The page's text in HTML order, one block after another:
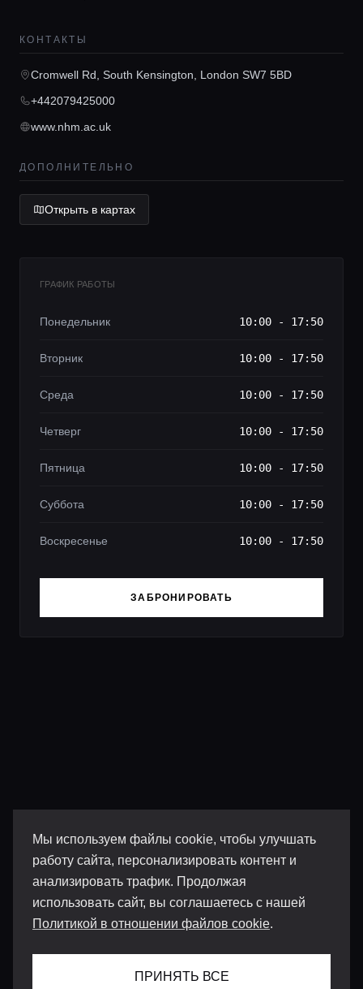
Мы используем файлы cookie, чтобы улучшать
работу сайта, персонализировать контент и
анализировать трафик. Продолжая
использовать сайт, вы соглашаетесь с нашей
Политикой в отношении файлов cookie.
ПРИНЯТЬ ВСЕ
Локации
Гиды
Консьерж сервис
Lifestyle журнал
КОНТАКТЫ
Cromwell Rd, South Kensington, London SW7 5BD
+442079425000
www.nhm.ac.uk
ДОПОЛНИТЕЛЬНО
Открыть в картах
ГРАФИК РАБОТЫ
Понедельник 10:00 - 17:50
Вторник 10:00 - 17:50
Среда 10:00 - 17:50
Четверг 10:00 - 17:50
Пятница 10:00 - 17:50
Суббота 10:00 - 17:50
Воскресенье 10:00 - 17:50
ЗАБРОНИРОВАТЬ